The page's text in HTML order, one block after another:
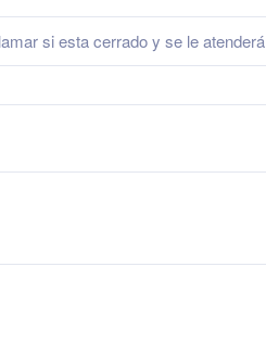
si esta cerrado y se le atenderá